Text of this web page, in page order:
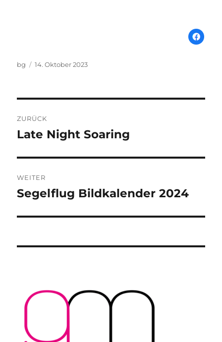
Autor
bg
Veröffentlicht
14. Oktober 2023
ZURÜCK
Vorheriger
Late Night Soaring
WEITER
Nächster
Segelflug Bildkalender 2024